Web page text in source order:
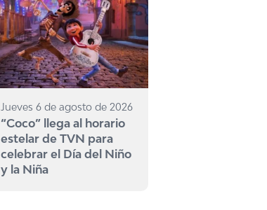
Jueves 6 de agosto de 2026
“Coco” llega al horario
estelar de TVN para
celebrar el Día del Niño
y la Niña